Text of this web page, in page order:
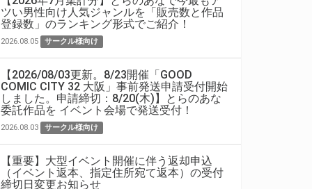
ツい男性向け人気ジャンルを「販売数と作品
登録数」のランキング形式でご紹介！
2026.08.05 サークル様向け
【2026/08/03更新。8/23開催「GOOD
COMIC CITY 32 大阪」事前発送申請受付開始
しました。申請締切：8/20(木)】とらのあな
委託作品を イベント会場で発送受付！
2026.08.03 サークル様向け
【重要】大型イベント開催に伴う返却申込
（イベント返本、指定住所宛て返本）の受付
締切日変更お知らせ